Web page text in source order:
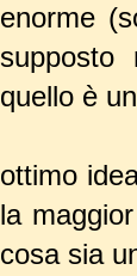
enorme
supposto
quello è
ottimo
la
cosa sia